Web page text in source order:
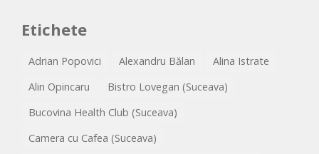
Etichete
Adrian Popovici Alexandru Bălan
Alina Istrate
Alin Opincaru
Bistro Lovegan (Suceava)
Bucovina Health Club (Suceava)
Camera cu Cafea (Suceava)